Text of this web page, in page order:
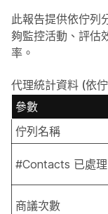
此報告提供依佇列
夠監控活動、評估
率。
代理統計資料 (依
參數
佇列名稱
#Contacts 已處理
商議次數